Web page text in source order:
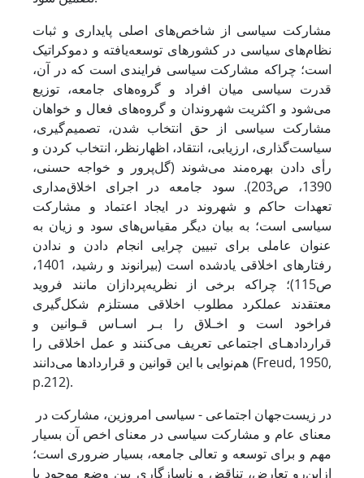
مشارکت سیاسی از شاخص‌های اصلی پایداری و ثبات
نظام‌های سیاسی در کشورهای توسعه‌یافته و دموکراتیک
است؛ چراکه ‌مشارکت سیاسی فرایند‌ی است که در آن،
قدرت سیاسی میان افراد و گروه‌های جامعه، توزیع
می‌شود و اکثریت شهروندان و گروه‌های فعال و خواهان
مشارکت سیاسی از حق انتخاب شدن، تصمیم‌گیری،
سیاست‌گذاری، ارزیابی، انتقاد، اظهارنظر، انتخاب کردن و
‌‌‌رأی دادن بهره‌مند می‌شوند (گل‌پرور و خواجه حسنی،
1390، ص203). سود جامعه در اجرای اخلاق‌مداری
تعهدات حاکم و شهروند در ایجاد اعتماد و مشارکت
سیاسی است؛ به‌ بیان ‌دیگر مقیاس‌های سود و زیان به
عنوان عاملی برای تبیین چرایی انجام دادن و ندادن
رفتارهای اخلاقی یادشده است (بیرانوند و رشید، 1401،
ص115)؛ چراکه برخی از نظریه‌پردازان مانند فروید
معتقدند عملکرد مطلوب اخلاقی مستلزم شکل‌گیری
فراخود است و اخـلاق را بـر اسـاس قـوانین و
قراردادهـای اجتماعی تعریف می‌کنند و عمل اخلاقی را
هم‌نوایی با این قوانین و قراردادها می‌دانند (Freud, 1950,
p.212).
معنای عام و مشارکت سیاسی در معنای اخص‌ آن بسیار
مهم و برای توسعه و تعالی جامعه، بسیار ضروری است؛
ازاین‌رو تعارض، تناقض و ناسازگاری بین وضع موجود با